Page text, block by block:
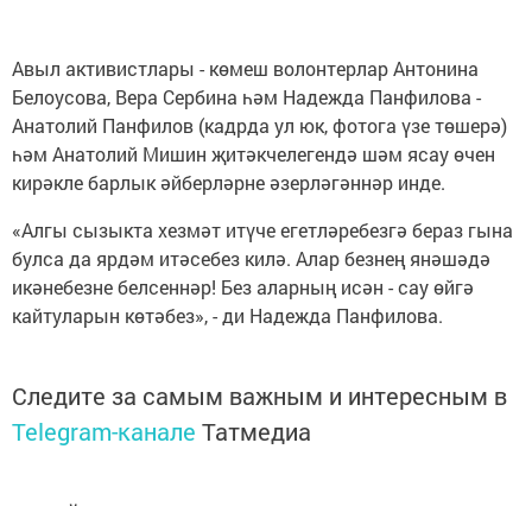
Авыл активистлары - көмеш волонтерлар Антонина
Белоусова, Вера Сербина һәм Надежда Панфилова -
Анатолий Панфилов (кадрда ул юк, фотога үзе төшерә)
һәм Анатолий Мишин җитәкчелегендә шәм ясау өчен
кирәкле барлык әйберләрне әзерләгәннәр инде.
«Алгы сызыкта хезмәт итүче егетләребезгә бераз гына
булса да ярдәм итәсебез килә. Алар безнең янәшәдә
икәнебезне белсеннәр! Без аларның исән - сау өйгә
кайтуларын көтәбез», - ди Надежда Панфилова.
Следите за самым важным и интересным в
Telegram-канале Татмедиа